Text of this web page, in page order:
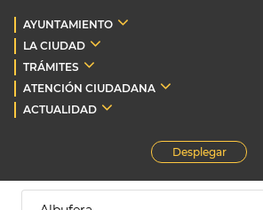
AYUNTAMIENTO
LA CIUDAD
TRÁMITES
ATENCIÓN CIUDADANA
ACTUALIDAD
Desplegar